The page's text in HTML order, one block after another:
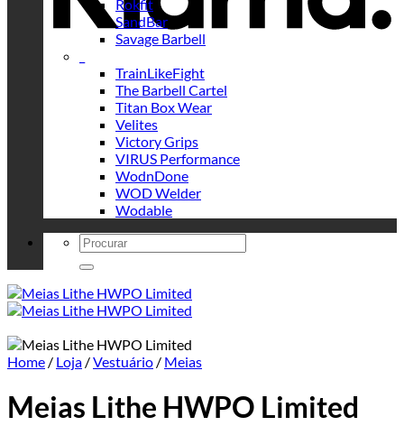
Rokfit
SandBar
Savage Barbell
TrainLikeFight
The Barbell Cartel
Titan Box Wear
Velites
Victory Grips
VIRUS Performance
WodnDone
WOD Welder
Wodable
Search
for:
Home / Loja /Vestuário / Meias
Meias Lithe HWPO Limited